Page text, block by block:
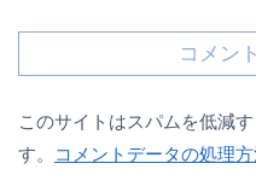
コメン
このサイトはスパムを低減
す。
コメントデータの処理